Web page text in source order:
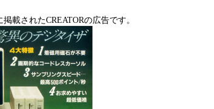
載されたCREATORの広告です。